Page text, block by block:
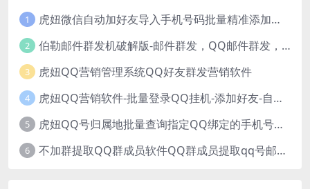
1 虎妞微信自动加好友导入手机号码批量精准添加客户售营销软件微商工具
2 伯勒邮件群发机破解版-邮件群发，QQ邮件群发，邮件群发软件，伯乐邮件群发工具，邮件群发器
3 虎妞QQ营销管理系统QQ好友群发营销软件
4 虎妞QQ营销软件-批量登录QQ挂机-添加好友-自动加群-群发消息-临时会话
5 虎妞QQ号归属地批量查询指定QQ绑定的手机号软件
6 不加群提取QQ群成员软件QQ群成员提取qq号邮箱软件